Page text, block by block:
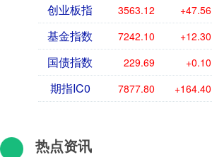
创业板指 3563.12 +47.56
基金指数 7242.10 +12.30
国债指数 229.69 +0.10
期指IC0 7877.80 +164.40
热点资讯